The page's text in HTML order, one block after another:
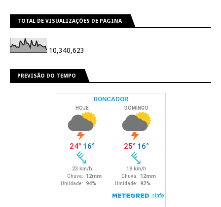
TOTAL DE VISUALIZAÇÕES DE PÁGINA
10,340,623
PREVISÃO DO TEMPO